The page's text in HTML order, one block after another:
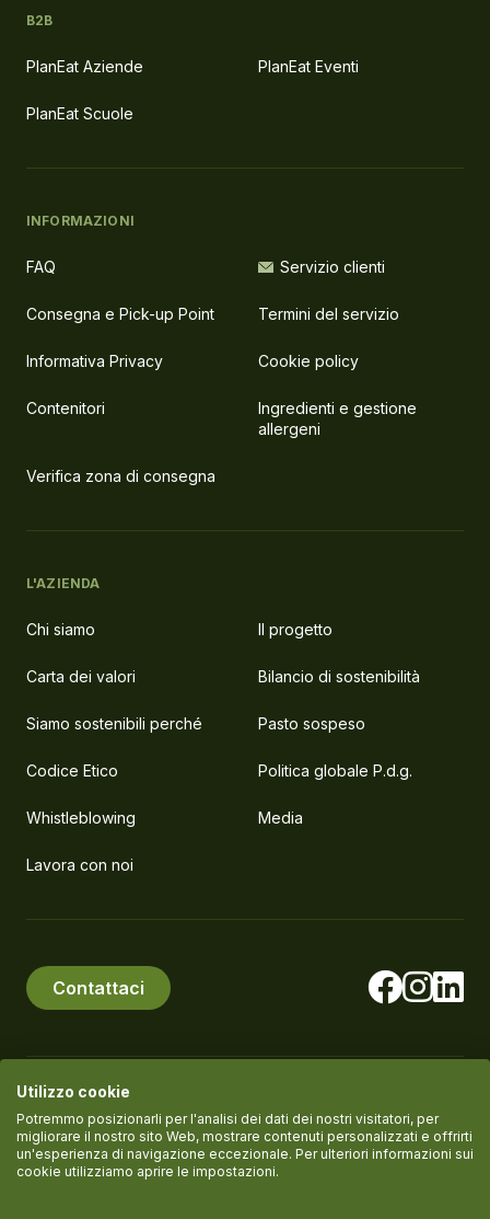
B2B
PlanEat Aziende PlanEat Eventi
PlanEat Scuole
INFORMAZIONI
FAQ Servizio clienti
Consegna e Pick-up Point Termini del servizio
Informativa Privacy Cookie policy
Contenitori
Ingredienti e gestione
allergeni
Verifica zona di consegna
L'AZIENDA
Chi siamo Il progetto
Carta dei valori Bilancio di sostenibilità
Siamo sostenibili perché Pasto sospeso
Codice Etico Politica globale P.d.g.
Whistleblowing Media
Lavora con noi
Contattaci
© PlanEat S.r.l. Società Benefit P.IVA IT11061420961
Termini del servizio
Utilizzo cookie
Potremmo posizionarli per l'analisi dei dati dei nostri visitatori, per
migliorare il nostro sito Web, mostrare contenuti personalizzati e offrirti
un'esperienza di navigazione eccezionale. Per ulteriori informazioni sui
cookie utilizziamo aprire le impostazioni.